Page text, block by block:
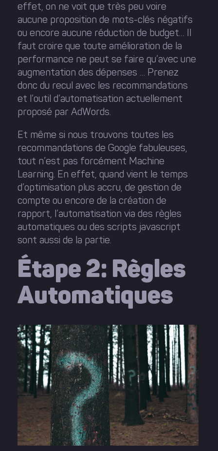
effet, on ne voit que très peu voire
aucune proposition de mots-clés négatifs
ou encore aucune réduction de budget… Il
faut croire que toute amélioration de la
performance ne peut se faire qu’avec une
augmentation des dépenses … Prenez
donc du recul avec les recommandations
et l’outil d’automatisation actuellement
proposé par AdWords.
Et même si nous trouvons toutes les
recommandations de Google fabuleuses,
tout n’est pas forcément Machine
Learning. En effet, quand vient le temps
d’optimisation plus accru, de gestion de
compte ou encore de la création de
rapport, l’automatisation via des règles
automatiques ou des scripts javascript
sont aussi de la partie.
Étape 2: Règles
Automatiques